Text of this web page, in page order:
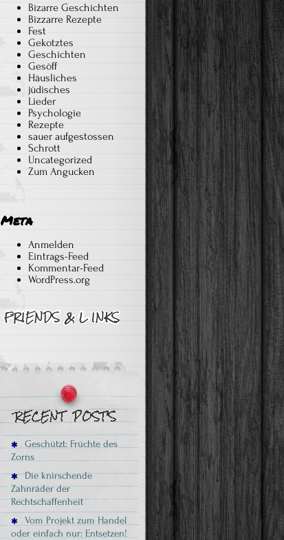
Bizarre Geschichten
Bizzarre Rezepte
Fest
Gekotztes
Geschichten
Gesöff
Häusliches
jüdisches
Lieder
Psychologie
Rezepte
sauer aufgestossen
Schrott
Uncategorized
Zum Angucken
Meta
Anmelden
Eintrags-Feed
Kommentar-Feed
WordPress.org
Geschützt: Früchte des
Zorns
Die knirschende
Zahnräder der
Rechtschaffenheit
Vom Projekt zum Handel
oder einfach nur: Entsetzen!